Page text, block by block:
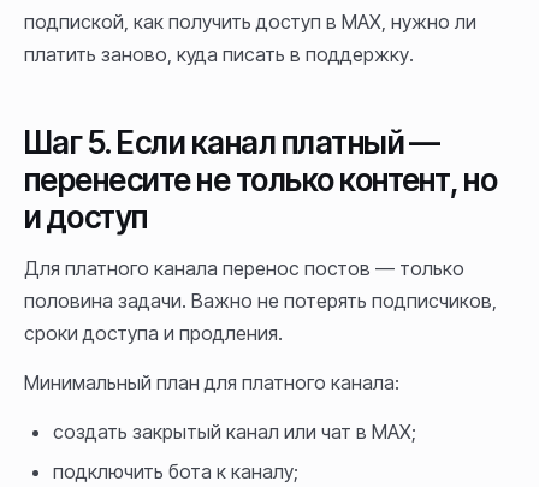
подпиской, как получить доступ в MAX, нужно ли
платить заново, куда писать в поддержку.
Шаг 5. Если канал платный —
перенесите не только контент, но
и доступ
Для платного канала перенос постов — только
половина задачи. Важно не потерять подписчиков,
сроки доступа и продления.
Минимальный план для платного канала:
создать закрытый канал или чат в MAX;
подключить бота к каналу;